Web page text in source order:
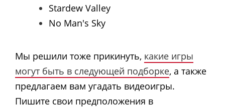
Stardew Valley
No Man's Sky
Мы решили тоже прикинуть, какие игры
могут быть в следующей подборке, а также
предлагаем вам угадать видеоигры.
Пишите свои предположения в